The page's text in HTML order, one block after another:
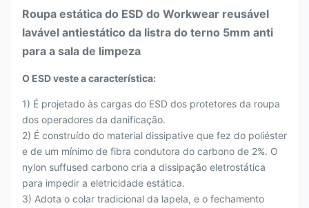
Roupa estática do ESD do Workwear reusável
lavável antiestático da listra do terno 5mm anti
para a sala de limpeza
O ESD veste a característica:
1) É projetado às cargas do ESD dos protetores da roupa
dos operadores da danificação.
2) É construído do material dissipative que fez do poliéster
e de um mínimo de fibra condutora do carbono de 2%. O
nylon suffused carbono cria a dissipação eletrostática
para impedir a eletricidade estática.
3) Adota o colar tradicional da lapela, e o fechamento